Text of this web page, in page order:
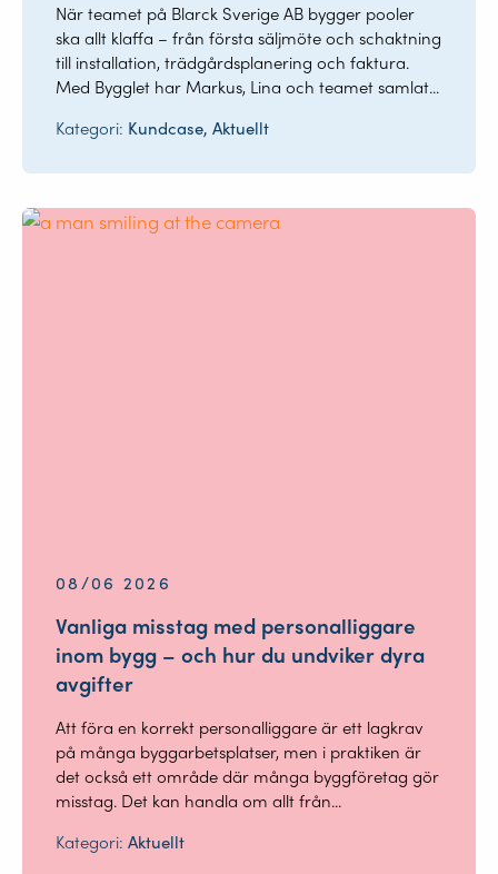
När teamet på Blarck Sverige AB bygger pooler
ska allt klaffa – från första säljmöte och schaktning
till installation, trädgårdsplanering och faktura.
Med Bygglet har Markus, Lina och teamet samlat...
Kategori: Kundcase, Aktuellt
08/06 2026
Vanliga misstag med personalliggare
inom bygg – och hur du undviker dyra
avgifter
Att föra en korrekt personalliggare är ett lagkrav
på många byggarbetsplatser, men i praktiken är
det också ett område där många byggföretag gör
misstag. Det kan handla om allt från...
Kategori:Aktuellt